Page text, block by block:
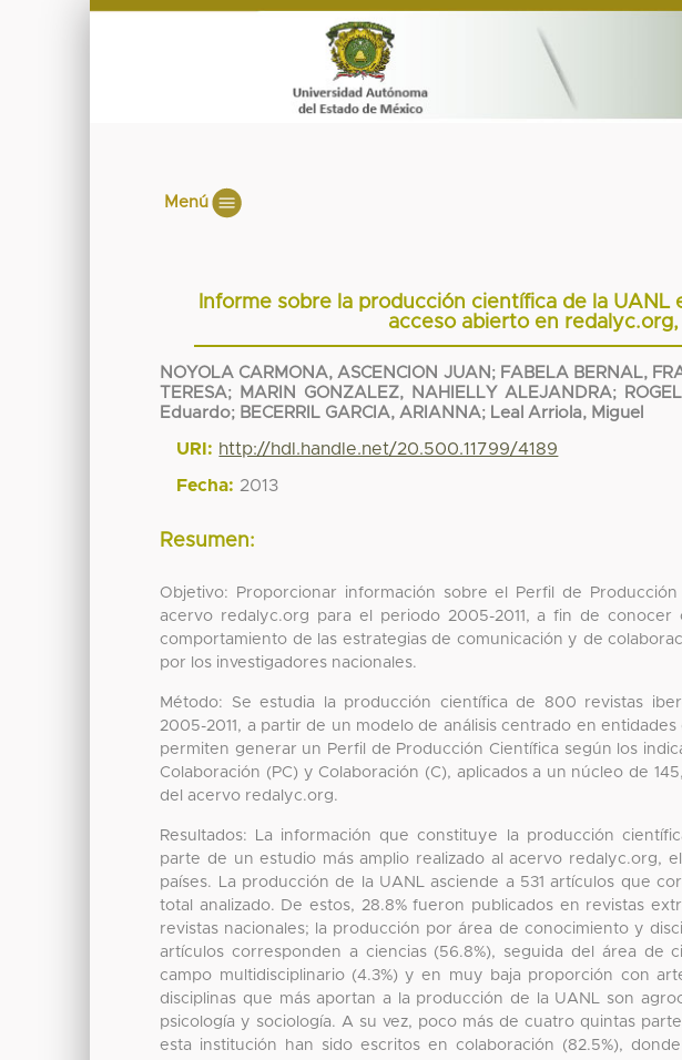
Menú
Informe sobre la producción científica de la UANL
acceso abierto en redalyc.org,
NOYOLA CARMONA, ASCENCION JUAN ; FABELA BERNAL,
TERESA; MARIN GONZALEZ, NAHIELLY ALEJANDRA;
Eduardo; BECERRIL GARCIA, ARIANNA; Leal Arriola, Miguel
URI: http://hdl.handle.net/20.500.11799/4189
Fecha: 2013
Resumen:
Objetivo: Proporcionar información sobre el Perfil de
acervo redalyc.org para el periodo 2005-2011, a fin de conocer
comportamiento de las estrategias de comunicación y de
por los investigadores nacionales.
Método: Se estudia la producción científica de 800 revistas
2005-2011, a partir de un modelo de análisis centrado en
permiten generar un Perfil de Producción Científica según los
Colaboración (PC) y Colaboración (C), aplicados a un núcleo de
del acervo redalyc.org.
Resultados: La información que constituye la producción
parte de un estudio más amplio realizado al acervo redalyc.org,
países. La producción de la UANL asciende a 531 artículos que
total analizado. De estos, 28.8% fueron publicados en revistas
revistas nacionales; la producción por área de conocimiento y
artículos corresponden a ciencias (56.8%), seguida del área de
campo multidisciplinario (4.3%) y en muy baja proporción con
disciplinas que más aportan a la producción de la UANL son
psicología y sociología. A su vez, poco más de cuatro quintas
esta institución han sido escritos en colaboración (82.5%),